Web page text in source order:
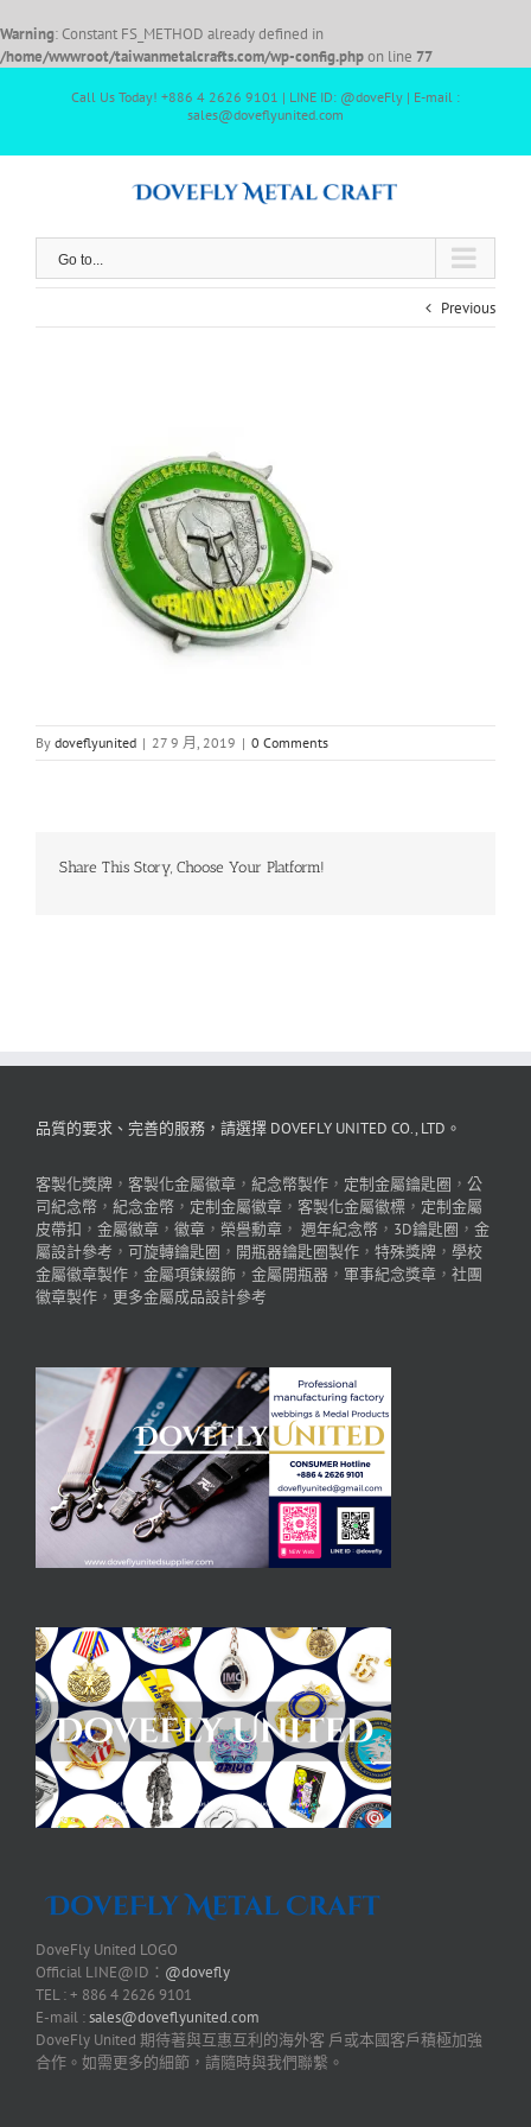
Warning: Constant FS_METHOD already defined in
/home/wwwroot/taiwanmetalcrafts.com/wp-config.phpon line 77
Call Us Today! +886 4 2626 9101 | LINE ID: @doveFly | E-mail :
sales@doveflyunited.com
Go to...
Previous
By doveflyunited | 27 9 月, 2019 | 0 Comments
Share This Story, Choose Your Platform!
品質的要求、完善的服務，請選擇 DOVEFLY UNITED CO., LTD。
客製化獎牌 ， 客製化金屬徽章 ， 紀念幣製作 ， 定制金屬鑰匙圈 ， 公
司紀念幣 ， 紀念金幣 ， 定制金屬徽章 ， 客製化金屬徽標 ， 定制金屬
皮帶扣 ， 金屬徽章 ， 徽章 ， 榮譽勳章 ， 週年紀念幣 ， 3D鑰匙圈 ， 金
屬設計參考 ， 可旋轉鑰匙圈 ， 開瓶器鑰匙圈製作 ， 特殊獎牌 ， 學校
金屬徽章製作 ， 金屬項鍊綴飾 ， 金屬開瓶器 ， 軍事紀念獎章 ， 社團
徽章製作 ， 更多金屬成品設計參考
DoveFly United LOGO
Official LINE@ID： @dovefly
TEL : + 886 4 2626 9101
E-mail :sales@doveflyunited.com
DoveFly United 期待著與互惠互利的海外客 戶或本國客戶積極加強
合作。如需更多的細節，請隨時與我們聯繫。